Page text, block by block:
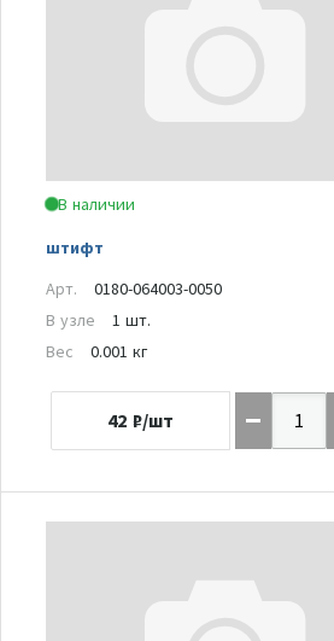
В наличии
штифт
Арт.
0180-064003-0050
В узле
1 шт.
Вес
0.001 кг
42 ₽/шт